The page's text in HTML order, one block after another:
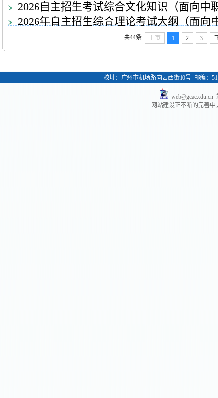
2026自主招生考试综合文化知识（面向中
2026年自主招生综合理论考试大纲（面向
共44条 上页 1 2 3
校址：广州市机场路向云西街10号 邮编：
web@gcac.edu.cn
网站建设正不断的完善中